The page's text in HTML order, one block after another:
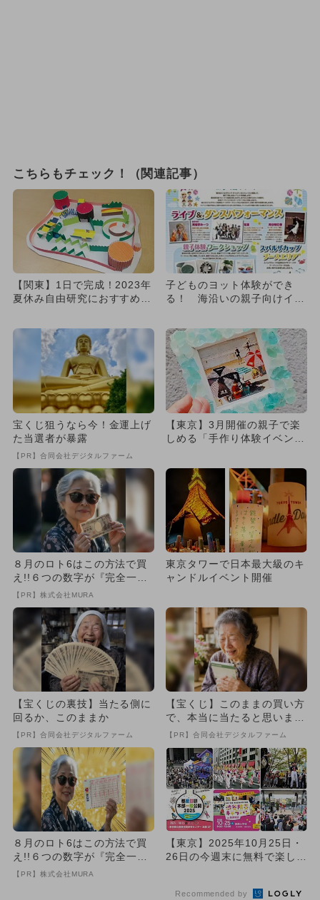
こちらもチェック！（関連記事）
【関東】1日で完成！2023年
夏休み自由研究におすすめの
子どものヨット体験ができ
る！ 海沿いの親子向けイベ
宝くじ狙うなら今！金運上げ
た当選者が暴露
【PR】合同会社デジタルファーム
【東京】3月開催の親子で楽
しめる「手作り体験イベン
８月のロト6はこの方法で買
え!!６つの数字が『完全一
致』する方法
【PR】株式会社MURA
東京タワーで日本最大級のキ
ャンドルイベント開催
【宝くじの裏技】当たる側に
回るか、このままか
【PR】合同会社デジタルファーム
【宝くじ】このままの買い方
で、本当に当たると思います
か
【PR】合同会社デジタルファーム
８月のロト6はこの方法で買
え!!６つの数字が『完全一
致』する方法
【PR】株式会社MURA
【東京】2025年10月25日・
26日の今週末に無料で楽しめ
Recommended by